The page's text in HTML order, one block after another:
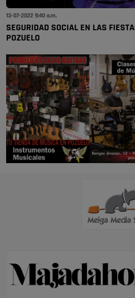
13-07-2022 9:40 a.m.
SEGURIDAD SOCIAL EN LAS
POZUELO